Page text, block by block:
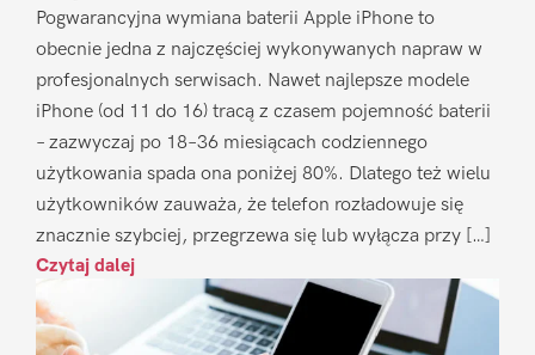
Pogwarancyjna wymiana baterii Apple iPhone to
obecnie jedna z najczęściej wykonywanych napraw w
profesjonalnych serwisach. Nawet najlepsze modele
iPhone (od 11 do 16) tracą z czasem pojemność baterii
– zazwyczaj po 18–36 miesiącach codziennego
użytkowania spada ona poniżej 80%. Dlatego też wielu
użytkowników zauważa, że telefon rozładowuje się
znacznie szybciej, przegrzewa się lub wyłącza przy […]
Czytaj dalej